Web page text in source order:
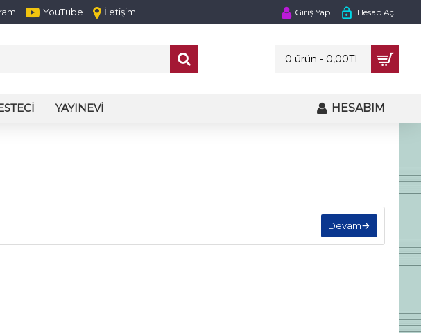
YouTube İletişim Giriş Yap Hesap Aç
0 ürün - 0,00TL
YAYINEVI HESABIM
Devam